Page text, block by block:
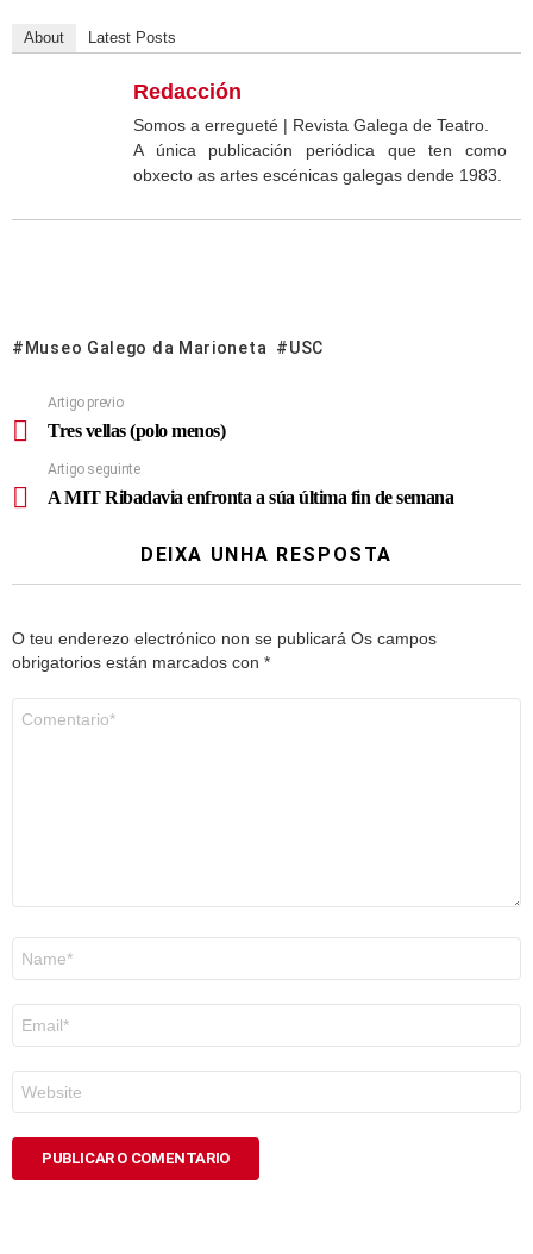
About Latest Posts
Redacción
Somos a erregueté | Revista Galega de Teatro.
A única publicación periódica que ten como
obxecto as artes escénicas galegas dende 1983.
Museo Galego da Marioneta USC
Artigo previo
Tres vellas (polo menos)
Artigo seguinte
A MIT Ribadavia enfronta a súa última fin de semana
DEIXA UNHA RESPOSTA
O teu enderezo electrónico non se publicará Os campos
obrigatorios están marcados con *
electrónico
*